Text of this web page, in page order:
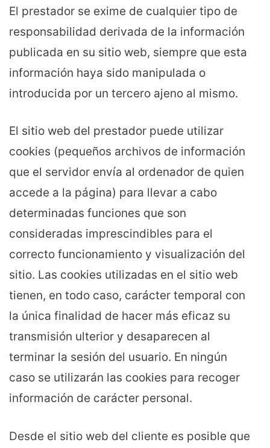
El prestador se exime de cualquier tipo de
responsabilidad derivada de la información
publicada en su sitio web, siempre que esta
información haya sido manipulada o
introducida por un tercero ajeno al mismo.
El sitio web del prestador puede utilizar
cookies (pequeños archivos de información
que el servidor envía al ordenador de quien
accede a la página) para llevar a cabo
determinadas funciones que son
consideradas imprescindibles para el
correcto funcionamiento y visualización del
sitio. Las cookies utilizadas en el sitio web
tienen, en todo caso, carácter temporal con
la única finalidad de hacer más eficaz su
transmisión ulterior y desaparecen al
terminar la sesión del usuario. En ningún
caso se utilizarán las cookies para recoger
información de carácter personal.
Desde el sitio web del cliente es posible que